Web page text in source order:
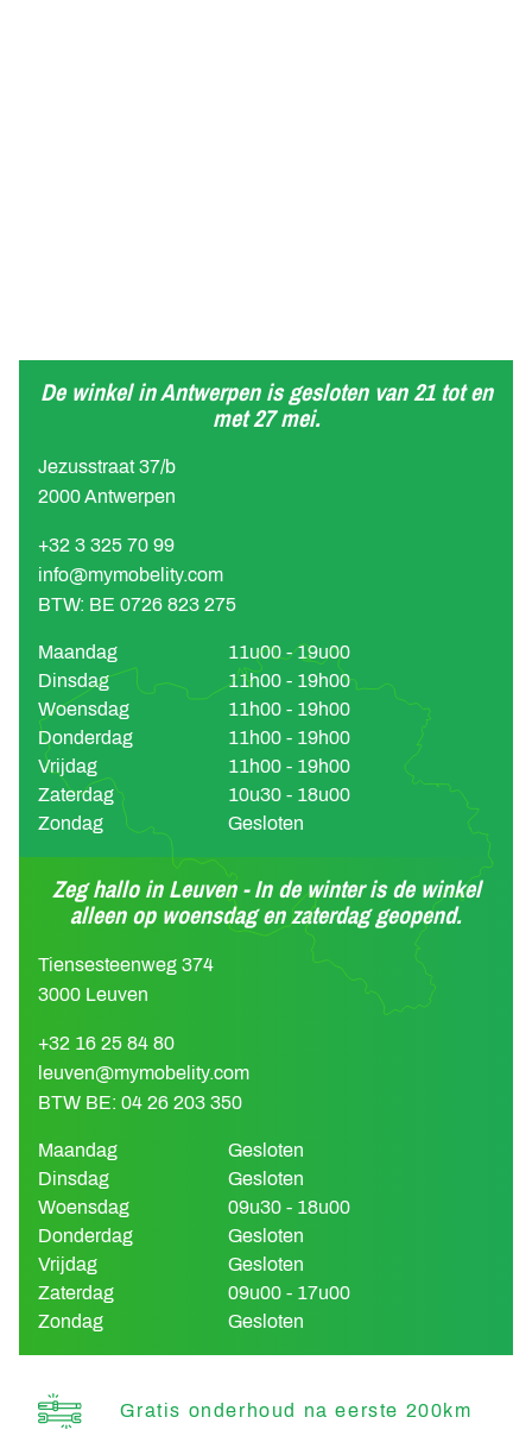
De winkel in Antwerpen is gesloten van 21 tot en
met 27 mei.
Jezusstraat 37/b
2000 Antwerpen
+32 3 325 70 99
info@mymobelity.com
BTW: BE 0726 823 275
Maandag
11u00 - 19u00
Dinsdag
11h00 - 19h00
Woensdag
11h00 - 19h00
Donderdag
11h00 - 19h00
Vrijdag
11h00 - 19h00
Zaterdag
10u30 - 18u00
Zondag
Gesloten
Zeg hallo in Leuven - In de winter is de winkel
alleen op woensdag en zaterdag geopend.
Tiensesteenweg 374
3000 Leuven
+32 16 25 84 80
leuven@mymobelity.com
BTW BE: 04 26 203 350
Maandag
Gesloten
Dinsdag
Gesloten
Woensdag
09u30 - 18u00
Donderdag
Gesloten
Vrijdag
Gesloten
Zaterdag
09u00 - 17u00
Zondag
Gesloten
Gratis onderhoud na eerste 200km